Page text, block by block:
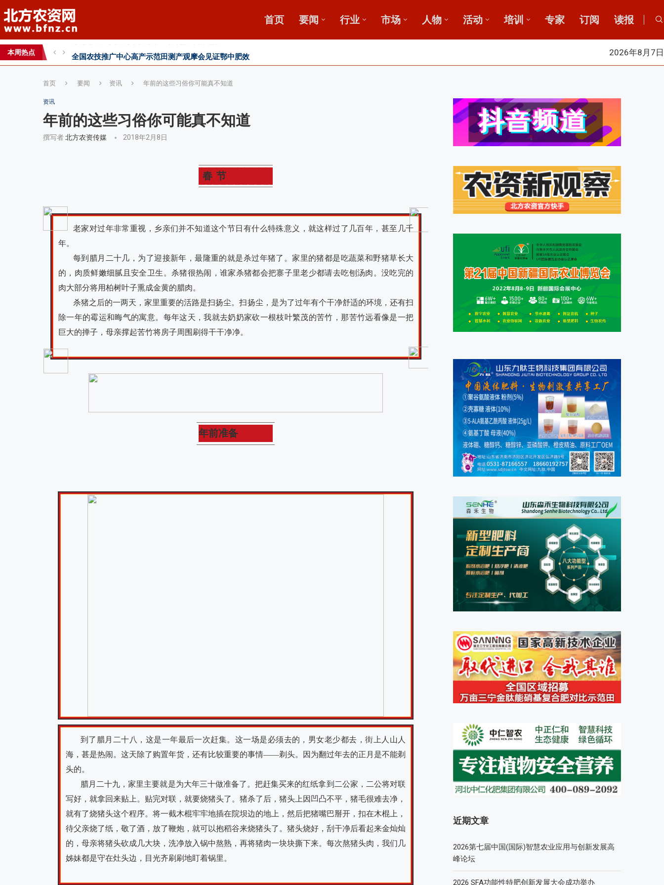
首页 要闻 行业 市场 人物 活动 培训 专家 订阅 读报
本周热点
智创未来，和合共生——2026WAFI畜牧科技创新论坛启动会...
内生菌的百亿蓝海，邦安G31如何以“抗盐基因”破局？
2026年8月7日
首页 要闻 资讯 年前的这些习俗你可能真不知道
资讯
年前的这些习俗你可能真不知道
撰写者北方农资传媒 2018年2月8日
春节
老家对过年非常重视，乡亲们并不知道这个节日有什么特殊意义，就这样过了几百年，甚至几千
年。
每到腊月二十几，为了迎接新年，最隆重的就是杀过年猪了。家里的猪都是吃蔬菜和野猪草长大
的，肉质鲜嫩细腻且安全卫生。杀猪很热闹，谁家杀猪都会把寨子里老少都请去吃刨汤肉。没吃完的
肉大部分将用柏树叶子熏成金黄的腊肉。
杀猪之后的一两天，家里重要的活路是扫扬尘。扫扬尘，是为了过年有个干净舒适的环境，还有扫
除一年的霉运和晦气的寓意。每年这天，我就去奶奶家砍一根枝叶繁茂的苦竹，那苦竹远看像是一把
巨大的掸子，母亲撑起苦竹将房子周围刷得干干净净。
年前准备
到了腊月二十八，这是一年最后一次赶集。这一场是必须去的，男女老少都去，街上人山人
海，甚是热闹。这天除了购置年货，还有比较重要的事情——剃头。因为翻过年去的正月是不能剃
头的。
腊月二十九，家里主要就是为大年三十做准备了。把赶集买来的红纸拿到二公家，二公将对联
写好，就拿回来贴上。贴完对联，就要烧猪头了。猪杀了后，猪头上因凹凸不平，猪毛很难去净，
就有了烧猪头这个程序。将一截木棍牢牢地插在院坝边的地上，然后把猪嘴巴掰开，扣在木棍上，
待父亲烧了纸，敬了酒，放了鞭炮，就可以抱稻谷来烧猪头了。猪头烧好，刮干净后看起来金灿灿
的，母亲将猪头砍成几大块，洗净放入锅中熬熟，再将猪肉一块块撕下来。每次熬猪头肉，我们几
姊妹都是守在灶头边，目光齐刷刷地盯着锅里。
近期文章
2026第七届中国(国际)智慧农业应用与创新发展高
峰论坛
2026 SFA功能性特肥创新发展大会成功举办